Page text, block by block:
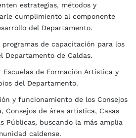
estrategias, métodos y
cumplimiento al componente
del Departamento.
programas de capacitación para los
Departamento de Caldas.
Escuelas de Formación Artística y
del Departamento.
y funcionamiento de los Consejos
Consejos de área artística, Casas
Públicas, buscando la más amplia
caldense.